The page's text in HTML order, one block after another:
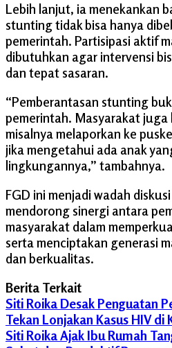
Lebih lanjut, ia menekankan
stunting tidak bisa hanya
pemerintah. Partisipasi aktif
dibutuhkan agar intervensi
dan tepat sasaran.
“Pemberantasan stunting
pemerintah. Masyarakat
misalnya melaporkan ke
jika mengetahui ada anak
lingkungannya,” tambahnya.
FGD ini menjadi wadah
mendorong sinergi antara
masyarakat dalam
serta menciptakan generasi
dan berkualitas.
Berita Terkait
Siti Roika Desak Penguatan
Tekan Lonjakan Kasus HIV di
Siti Roika Ajak Ibu Rumah